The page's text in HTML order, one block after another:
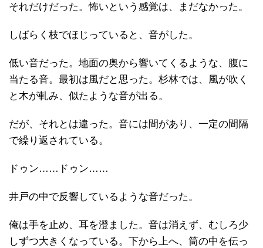
それだけだった。怖いという感覚は、まだなかった。
しばらく枝でほじっていると、音がした。
低い音だった。地面の奥から響いてくるような、腹に
当たる音。最初は風だと思った。杉林では、風が吹く
と木が軋み、似たような音が出る。
だが、それとは違った。音には間があり、一定の間隔
で繰り返されている。
ドゥン……ドゥン……
井戸の中で反響しているような音だった。
俺は手を止め、耳を澄ました。音は消えず、むしろ少
しずつ大きくなっている。下から上へ、筒の中を伝っ